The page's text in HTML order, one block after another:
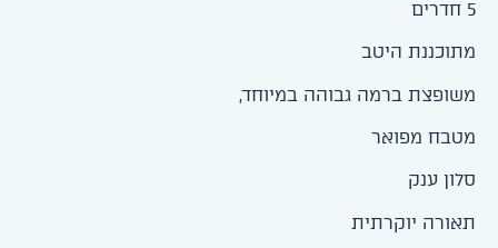
5 חדרים
מתוכננת היטב
משופצת ברמה גבוהה במיוחד,
מטבח מפואר
סלון ענק
תאורה יוקרתית